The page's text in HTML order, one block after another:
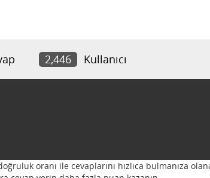
2,446 Kullanıcı
oranı ile cevaplarını hızlıca bulmanıza